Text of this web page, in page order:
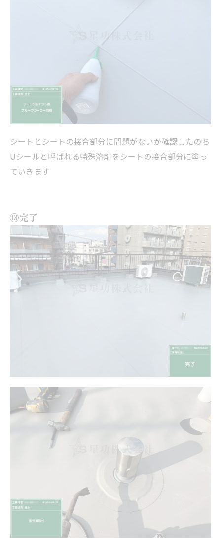
シートとシートの接合部分に問題がないか確認したのち
Uシールと呼ばれる特殊溶剤をシートの接合部分に塗っ
ていきます
⑬完了